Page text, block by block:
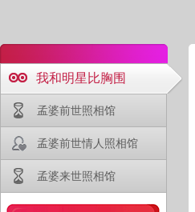
我和明星比胸围
孟婆前世照相馆
孟婆前世情人照相馆
孟婆来世照相馆